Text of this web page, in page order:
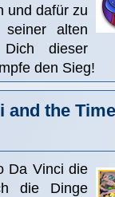
und dafür zu
alten
dieser
den Sieg!
the
Da Vinci die
die Dinge